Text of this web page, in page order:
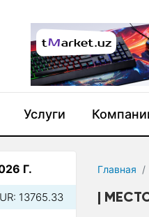
Услуги
Главная
Г.
13765.33